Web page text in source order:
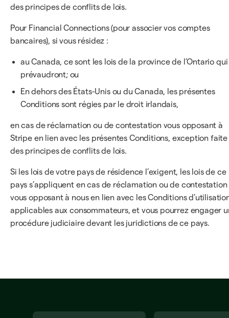
des principes de conflits de lois.
Pour Financial Connections (pour associer vos comptes
bancaires), si vous résidez :
au Canada, ce sont les lois de la province de l’Ontario qui
prévaudront; ou
En dehors des États-Unis ou du Canada, les présentes
Conditions sont régies par le droit irlandais,
en cas de réclamation ou de contestation vous opposant à
Stripe en lien avec les présentes Conditions, exception faite
des principes de conflits de lois.
Si les lois de votre pays de résidence l’exigent, les lois de ce
pays s’appliquent en cas de réclamation ou de contestation
vous opposant à nous en lien avec les Conditions
applicables aux consommateurs, et vous pourrez engager
procédure judiciaire devant les juridictions de ce pays.